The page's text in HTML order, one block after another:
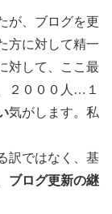
が、ブログを更
方に対して精一
対して、ここ最
２０００人…１
気がします。私
訳ではなく、基
ブログ更新の継